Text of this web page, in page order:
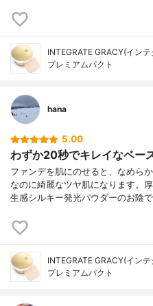
INTEGRATE GRACY(イン
プレミアムパクト
hana
5.00
わずか20秒でキレイなベー
ファンデを肌にのせると、なめら
なのに綺麗なツヤ肌になります。
生感シルキー発光パウダーのお陰
INTEGRATE GRACY(イン
プレミアムパクト